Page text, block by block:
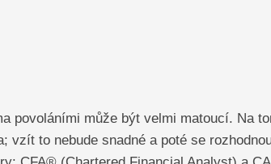
povoláními může být velmi matoucí. Na
vzít to nebude snadné a poté se